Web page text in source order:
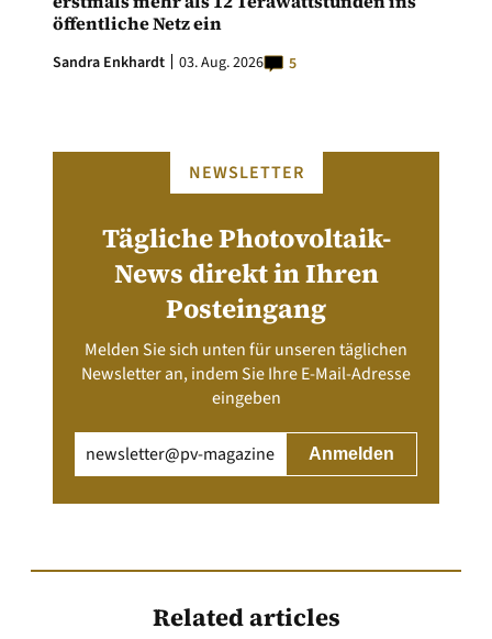
öffentliche Netz ein
Sandra Enkhardt 03. Aug. 2026 5
NEWSLETTER
Tägliche Photovoltaik-
News direkt in Ihren
Posteingang
Melden Sie sich unten für unseren täglichen
Newsletter an, indem Sie Ihre E-Mail-Adresse
eingeben
(erforderlich)
Related articles